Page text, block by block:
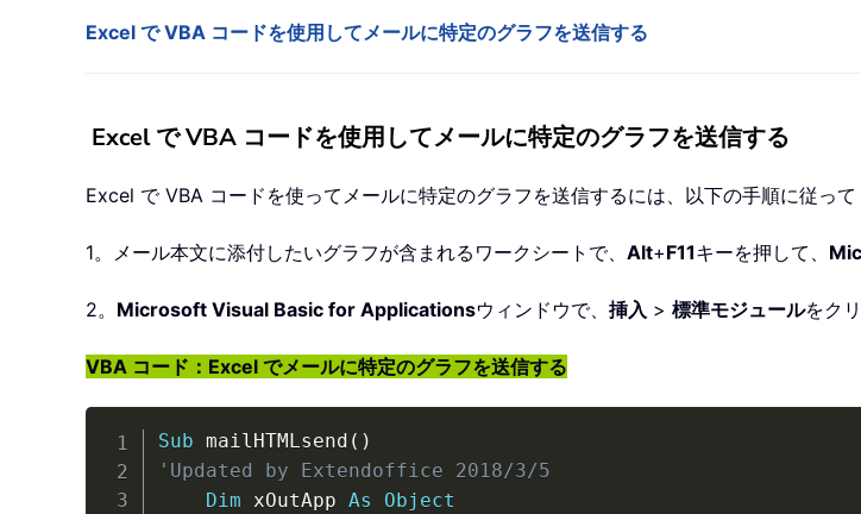
Excel で VBA コードを使用してメールに特定のグラフを送信する
Excel で VBA コードを使用してメールに特定のグラフを送信する
Excel で VBA コードを使ってメールに特定のグラフを送信するには、以下の手順に従って
1。メール本文に添付したいグラフが含まれるワークシートで、 Alt+F11キーを押して、
2。 Microsoft Visual Basic for Applicationsウィンドウで、 挿入 > 標準モジュールをク
VBA コード：Excel でメールに特定のグラフを送信する
Sub mailHTMLsend ( )
'Updated by Extendoffice 2018/3/5
Dim xOutApp As
Object